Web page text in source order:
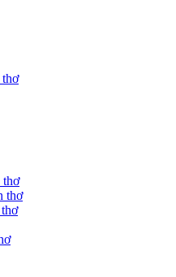
thơ
thơ
thơ